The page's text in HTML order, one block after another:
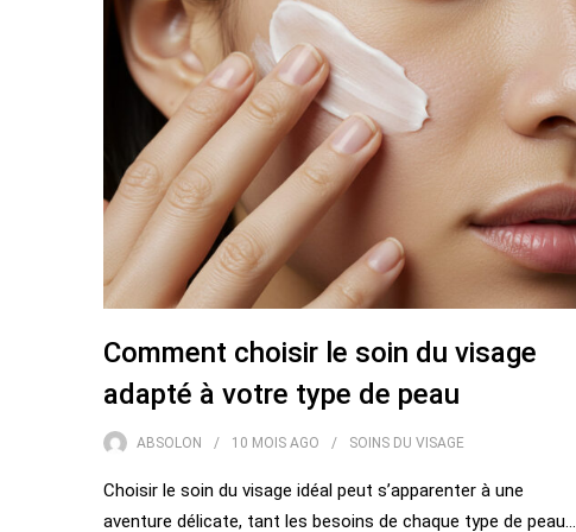
Comment choisir le soin du visage
adapté à votre type de peau
ABSOLON 10 MOIS AGO SOINS DU VISAGE
Choisir le soin du visage idéal peut s’apparenter à une
aventure délicate, tant les besoins de chaque type de peau…